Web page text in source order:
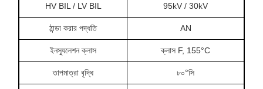
HV BIL / LV BIL 95kV / 30kV
ঠান্ডা করার পদ্ধতি AN
ইনস্যুলেশন ক্লাস ক্লাস F, 155°C
তাপমাত্রা বৃদ্ধি ৮০°সি